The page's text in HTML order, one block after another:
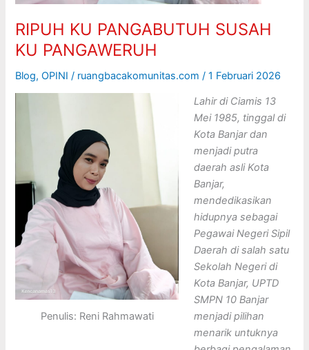
RIPUH KU PANGABUTUH SUSAH
KU PANGAWERUH
Blog,OPINI / ruangbacakomunitas.com/1 Februari 2026
Penulis: Reni Rahmawati
Lahir di Ciamis 13
Mei 1985, tinggal di
Kota Banjar dan
menjadi putra
daerah asli Kota
Banjar,
mendedikasikan
hidupnya sebagai
Pegawai Negeri Sipil
Daerah di salah satu
Sekolah Negeri di
Kota Banjar, UPTD
SMPN 10 Banjar
menjadi pilihan
menarik untuknya